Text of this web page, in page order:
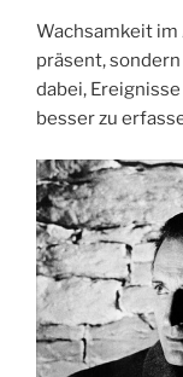
Wachsamkeit im
präsent,
dabei,
besser zu